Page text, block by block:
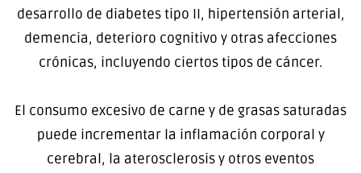
desarrollo de diabetes tipo II, hipertensión arterial,
demencia, deterioro cognitivo y otras afecciones
crónicas, incluyendo ciertos tipos de cáncer.
El consumo excesivo de carne y de grasas saturadas
puede incrementar la inflamación corporal y
cerebral, la aterosclerosis y otros eventos